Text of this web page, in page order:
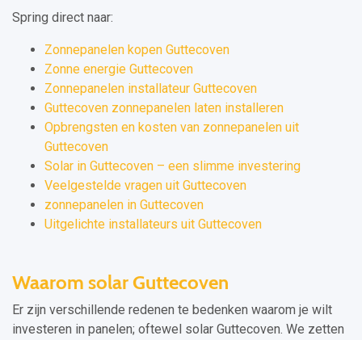
Spring direct naar:
Zonnepanelen kopen Guttecoven
Zonne energie Guttecoven
Zonnepanelen installateur Guttecoven
Guttecoven zonnepanelen laten installeren
Opbrengsten en kosten van zonnepanelen uit
Guttecoven
Solar in Guttecoven – een slimme investering
Veelgestelde vragen uit Guttecoven
zonnepanelen in Guttecoven
Uitgelichte installateurs uit Guttecoven
Waarom solar Guttecoven
Er zijn verschillende redenen te bedenken waarom je wilt
investeren in panelen; oftewel solar Guttecoven. We zetten